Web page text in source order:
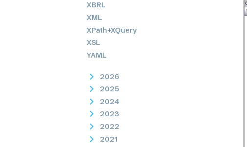
XBRL
XML
XPath+XQuery
XSL
YAML
2026
2025
2024
2023
2022
2021